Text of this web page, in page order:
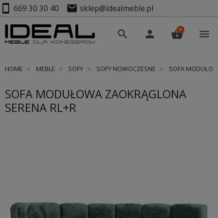
smartphone 669 30 30 40 mail sklep@idealmeble.pl
search person shopping_basket
0 menu
HOME MEBLE SOFY SOFY NOWOCZESNE SOFA
SOFA MODUŁOWA ZAOKRĄGLONA
SERENA RL+R